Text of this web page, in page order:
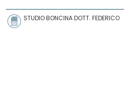
STUDIO BONCINA DOTT. FEDERICO